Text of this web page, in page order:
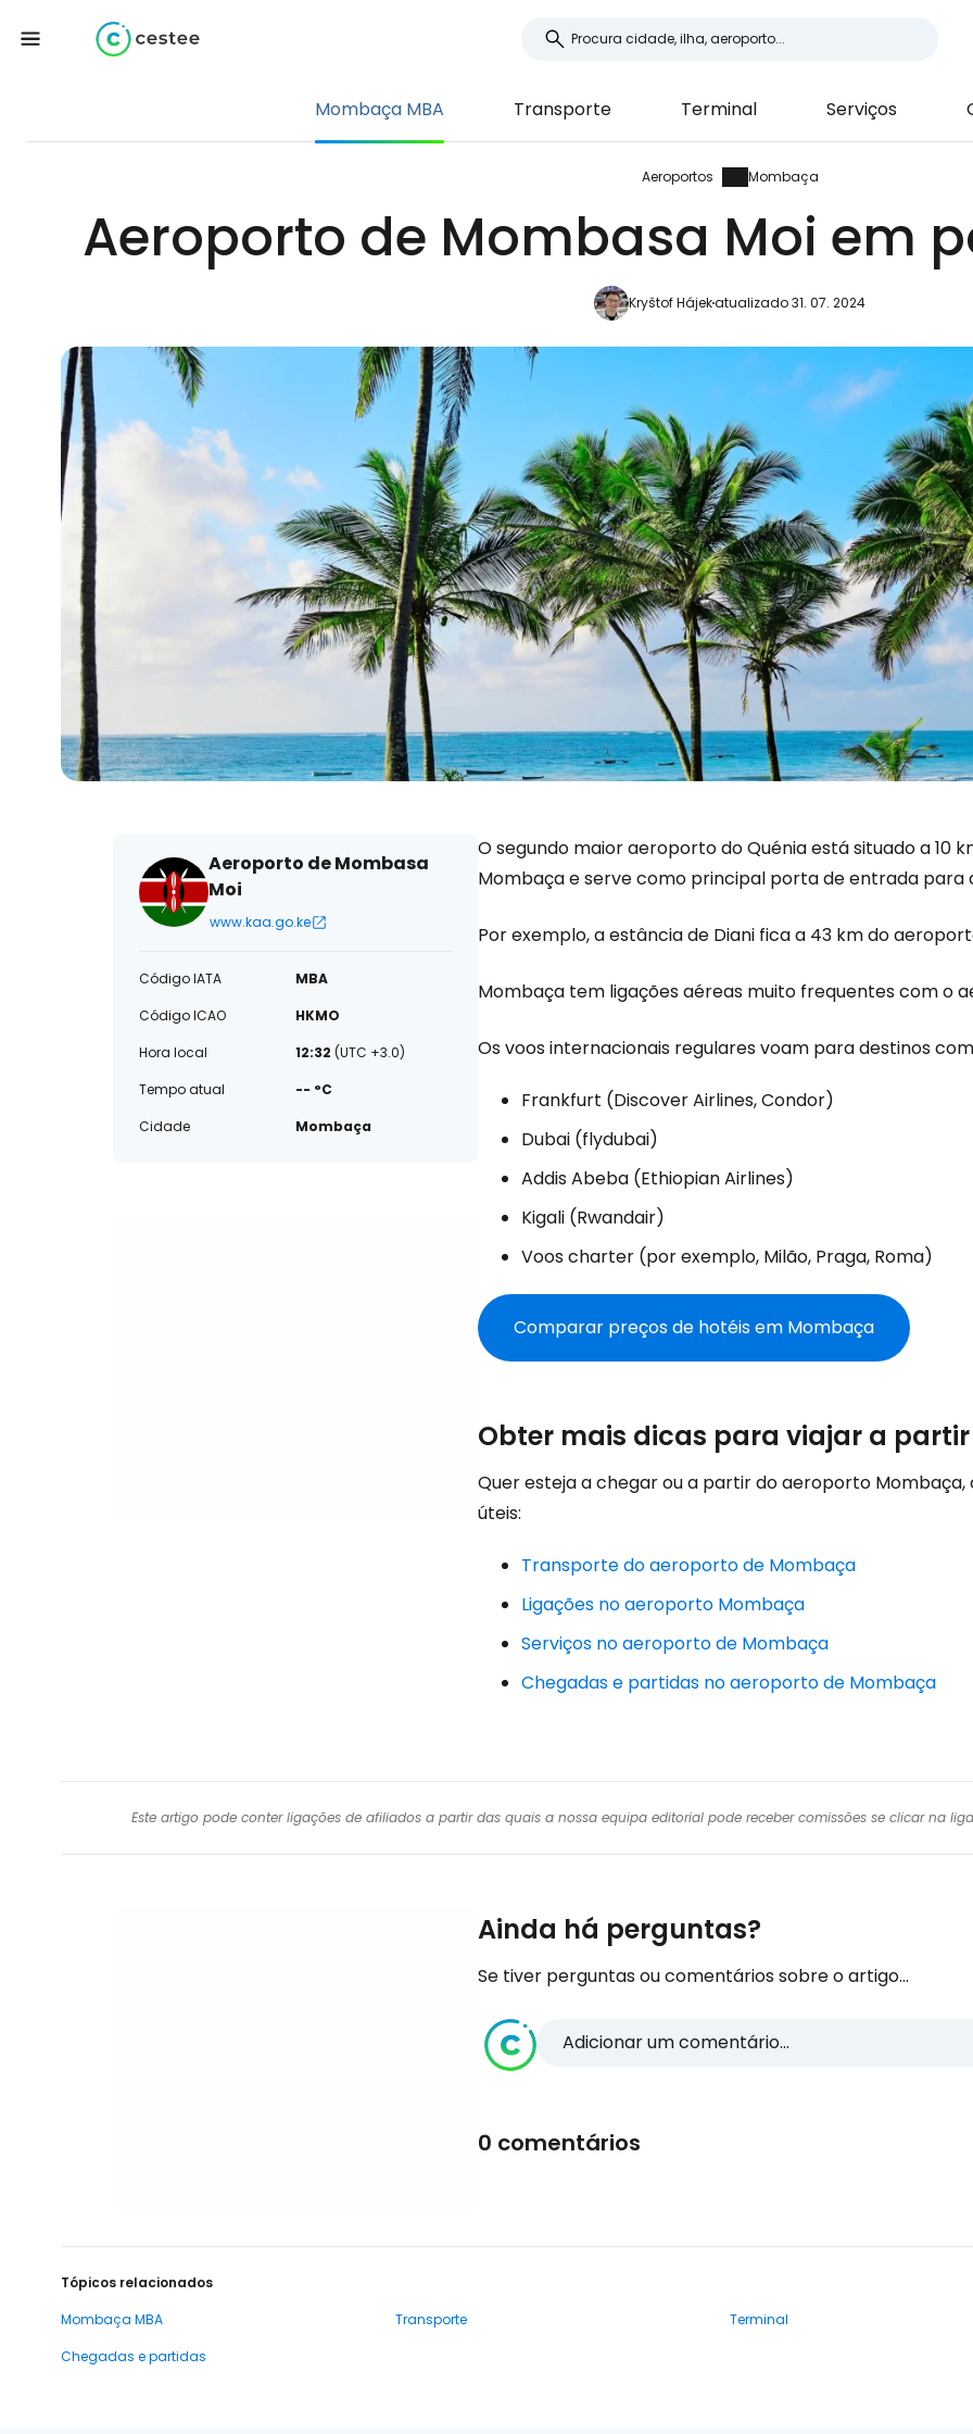
Mombaça MBA Transporte Terminal Serviços
Aeroportos Mombaça
Aeroporto de Mombasa Moi em
Kryštof Hájekatualizado 31. 07. 2024
Aeroporto de Mombasa
Moi
www.kaa.go.ke
Código IATA
MBA
Código ICAO
HKMO
Hora local
12:32 (UTC +3.0)
Tempo atual
-- °C
Cidade
Mombaça
O segundo maior aeroporto do Quénia está situado a 10
Mombaça e serve como principal porta de entrada para
Por exemplo, a estância de Diani fica a 43 km do
Mombaça tem ligações aéreas muito frequentes com o
Os voos internacionais regulares voam para destinos
Frankfurt (Discover Airlines, Condor)
Dubai (flydubai)
Addis Abeba (Ethiopian Airlines)
Kigali (Rwandair)
Voos charter (por exemplo, Milão, Praga, Roma)
Comparar preços de hotéis em Mombaça
Obter mais dicas para viajar a
Quer esteja a chegar ou a partir do aeroporto
úteis:
Transporte do aeroporto de Mombaça
Ligações no aeroporto Mombaça
Serviços no aeroporto de Mombaça
Chegadas e partidas no aeroporto de Mombaça
Este artigo pode conter ligações de afiliados a partir das quais a nossa equipa editorial pode receber comissões se clicar na
Ainda há perguntas?
Se tiver perguntas ou comentários sobre o artigo...
Adicionar um comentário...
0 comentários
Tópicos relacionados
Mombaça MBA
Transporte Terminal
Chegadas e partidas
Iniciar
... a comunidade mundial de viajantes
Continuar